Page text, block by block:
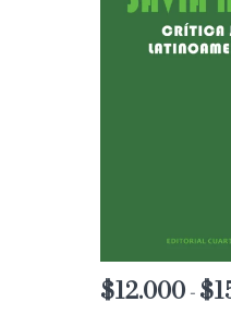
$12.000 - $